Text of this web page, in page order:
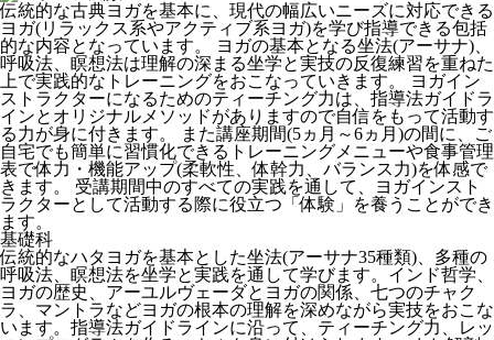
伝統的な古典ヨガを基本に、現代の幅広いニーズに対応できる
ヨガ(リラックス系やアクティブ系ヨガ)を学び指導できる包括
的な内容となっています。 ヨガの基本となる坐法(アーサナ)、
呼吸法、瞑想法は理解の深まる坐学と実技の反復練習を重ねた
上で実践的なトレーニングをおこなっていきます。 ヨガイン
ストラクターになるためのティーチング力は、指導法ガイドラ
インとオリジナルメソッドがありますので自信をもって活動す
る力が身に付きます。 また講座期間(5ヵ月～6ヵ月)の間に、ご
自宅でも簡単に習慣化できるトレーニングメニューや食事管理
表で体力・機能アップ(柔軟性、体幹力、バランス力)を体感で
きます。 受講期間中のすべての実践を通して、ヨガインスト
ラクターとして活動する際に役立つ「体験」を養うことができ
ます。
基礎科
伝統的なハタヨガを基本とした坐法(アーサナ35種類)、多種の
呼吸法、瞑想法を坐学と実践を通して学びます。インド哲学、
ヨガの歴史、アーユルヴェーダとヨガの関係、七つのチャク
ラ、マントラなどヨガの根本の理解を深めながら実技をおこな
います。指導法ガイドラインに沿って、ティーチング力、レッ